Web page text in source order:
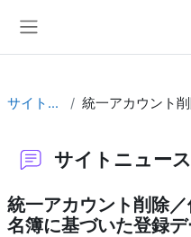
サイトニュース
サイトニュース
統一アカウント削除
名簿に基づいた登録